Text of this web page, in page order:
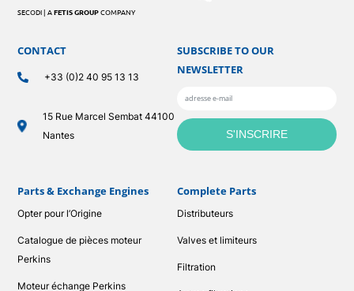
SECODI | AFETIS GROUPCOMPANY
Parts & Exchange Engines
Opter pour l’Origine
Catalogue de pièces moteur
Perkins
Moteur échange Perkins
CONTACT
+33 (0)2 40 95 13 13
15 Rue Marcel Sembat 44100
Nantes
Complete Parts
Distributeurs
Valves et limiteurs
Filtration
SUBSCRIBE TO OUR
NEWSLETTER